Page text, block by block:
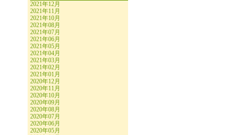
2021年12月
2021年11月
2021年10月
2021年08月
2021年07月
2021年06月
2021年05月
2021年04月
2021年03月
2021年02月
2021年01月
2020年12月
2020年11月
2020年10月
2020年09月
2020年08月
2020年07月
2020年06月
2020年05月